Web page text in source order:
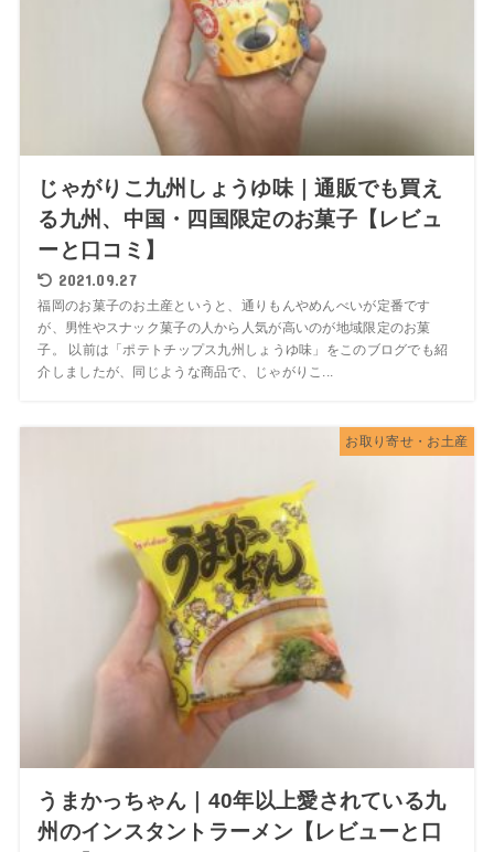
じゃがりこ九州しょうゆ味｜通販でも買え
る九州、中国・四国限定のお菓子【レビュ
ーと口コミ】
2021.09.27
福岡のお菓子のお土産というと、通りもんやめんべいが定番です
が、男性やスナック菓子の人から人気が高いのが地域限定のお菓
子。 以前は「ポテトチップス九州しょうゆ味」をこのブログでも紹
介しましたが、同じような商品で、じゃがりこ...
お取り寄せ・お土産
うまかっちゃん｜40年以上愛されている九
州のインスタントラーメン【レビューと口